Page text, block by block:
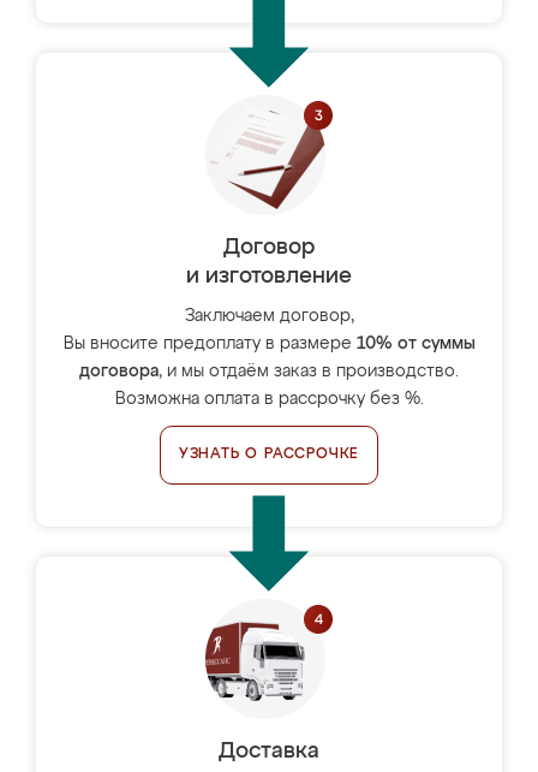
Договор
и изготовление
Заключаем договор,
Вы вносите предоплату в размере 10% от суммы
договора, и мы отдаём заказ в производство.
Возможна оплата в рассрочку без %.
УЗНАТЬ О РАССРОЧКЕ
Доставка